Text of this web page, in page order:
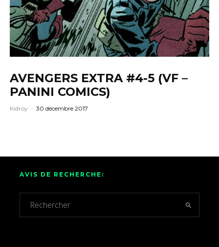
AVENGERS EXTRA #4-5 (VF –
PANINI COMICS)
Kidroy · 30 décembre 2017
AVIS DE RECHERCHE: